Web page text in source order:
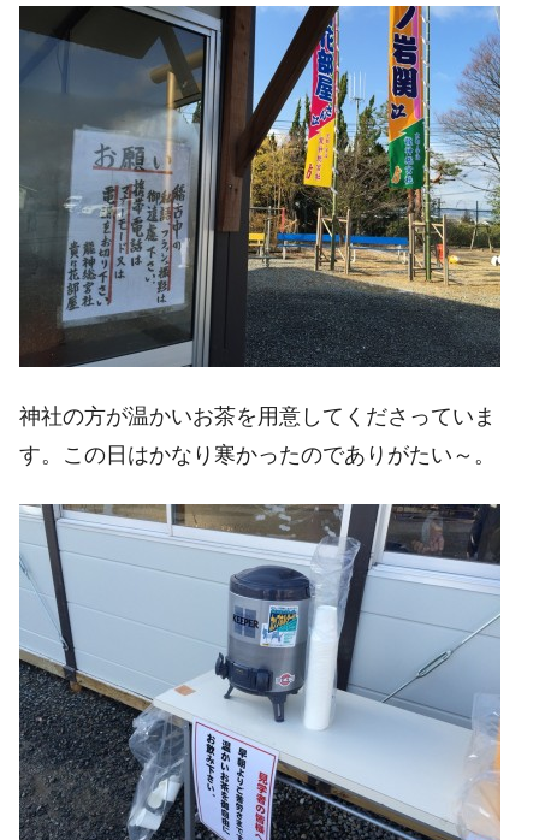
神社の方が温かいお茶を用意してくださっていま
す。この日はかなり寒かったのでありがたい～。